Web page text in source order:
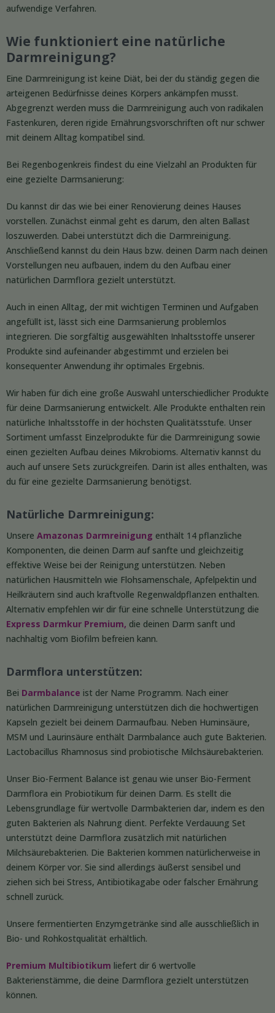
aufwendige Verfahren.
Wie funktioniert eine natürliche
Darmreinigung?
Eine Darmreinigung ist keine Diät, bei der du ständig gegen die
arteigenen Bedürfnisse deines Körpers ankämpfen musst.
Abgegrenzt werden muss die Darmreinigung auch von radikalen
Fastenkuren, deren rigide Ernährungsvorschriften oft nur schwer
mit deinem Alltag kompatibel sind.
Bei Regenbogenkreis findest du eine Vielzahl an Produkten für
eine gezielte Darmsanierung:
Du kannst dir das wie bei einer Renovierung deines Hauses
vorstellen. Zunächst einmal geht es darum, den alten Ballast
loszuwerden. Dabei unterstützt dich die Darmreinigung.
Anschließend kannst du dein Haus bzw. deinen Darm nach deinen
Vorstellungen neu aufbauen, indem du den Aufbau einer
natürlichen Darmflora gezielt unterstützt.
Auch in einen Alltag, der mit wichtigen Terminen und Aufgaben
angefüllt ist, lässt sich eine Darmsanierung problemlos
integrieren. Die sorgfältig ausgewählten Inhaltsstoffe unserer
Produkte sind aufeinander abgestimmt und erzielen bei
konsequenter Anwendung ihr optimales Ergebnis.
Wir haben für dich eine große Auswahl unterschiedlicher Produkte
für deine Darmsanierung entwickelt. Alle Produkte enthalten rein
natürliche Inhaltsstoffe in der höchsten Qualitätsstufe. Unser
Sortiment umfasst Einzelprodukte für die Darmreinigung sowie
einen gezielten Aufbau deines Mikrobioms. Alternativ kannst du
auch auf unsere Sets zurückgreifen. Darin ist alles enthalten, was
du für eine gezielte Darmsanierung benötigst.
Natürliche Darmreinigung:
Unsere Amazonas Darmreinigung enthält 14 pflanzliche
Komponenten, die deinen Darm auf sanfte und gleichzeitig
effektive Weise bei der Reinigung unterstützen. Neben
natürlichen Hausmitteln wie Flohsamenschale, Apfelpektin und
Heilkräutern sind auch kraftvolle Regenwaldpflanzen enthalten.
Alternativ empfehlen wir dir für eine schnelle Unterstützung die
Express Darmkur Premium, die deinen Darm sanft und
nachhaltig vom Biofilm befreien kann.
Darmflora unterstützen:
Bei Darmbalance ist der Name Programm. Nach einer
natürlichen Darmreinigung unterstützen dich die hochwertigen
Kapseln gezielt bei deinem Darmaufbau. Neben Huminsäure,
MSM und Laurinsäure enthält Darmbalance auch gute Bakterien.
Lactobacillus Rhamnosus sind probiotische Milchsäurebakterien.
Unser Bio-Ferment Balance ist genau wie unser Bio-Ferment
Darmflora ein Probiotikum für deinen Darm. Es stellt die
Lebensgrundlage für wertvolle Darmbakterien dar, indem es den
guten Bakterien als Nahrung dient. Perfekte Verdauung Set
unterstützt deine Darmflora zusätzlich mit natürlichen
Milchsäurebakterien. Die Bakterien kommen natürlicherweise in
deinem Körper vor. Sie sind allerdings äußerst sensibel und
ziehen sich bei Stress, Antibiotikagabe oder falscher Ernährung
schnell zurück.
Unsere fermentierten Enzymgetränke sind alle ausschließlich in
Bio- und Rohkostqualität erhältlich.
Premium Multibiotikum liefert dir 6 wertvolle
Bakterienstämme, die deine Darmflora gezielt unterstützen
können.